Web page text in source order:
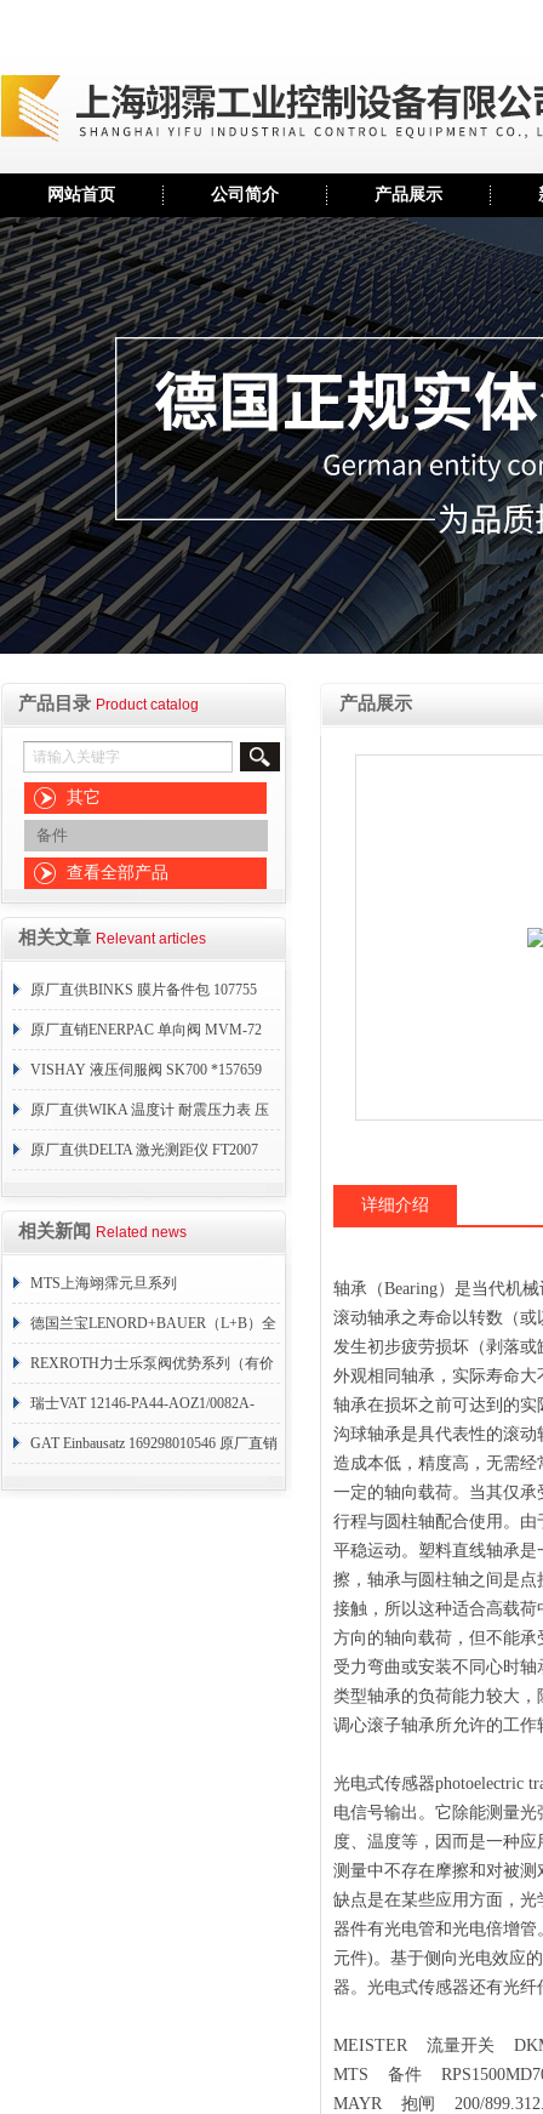
网站首页 公司简介 产品展示
产品目录 Product catalog
其它
备件
查看全部产品
相关文章 Relevant articles
原厂直供BINKS 膜片备件包 107755
原厂直销ENERPAC 单向阀 MVM-72
VISHAY 液压伺服阀 SK700 *157659
原厂直供WIKA 温度计 耐震压力表 压
力开关 变送器
原厂直供DELTA 激光测距仪 FT2007
相关新闻 Related news
MTS上海翊霈元旦系列
RHM3050MR081A01
德国兰宝LENORD+BAUER（L+B）全
系列编码器
REXROTH力士乐泵阀优势系列（有价
目表）
瑞士VAT 12146-PA44-AOZ1/0082A-
1173938
GAT Einbausatz 169298010546 原厂直销
产品展示
详细介绍
轴承（Bearing）是当代机
滚动轴承之寿命以转数（
发生初步疲劳损坏（剥落
外观相同轴承，实际寿命大
轴承在损坏之前可达到的
沟球轴承是具代表性的滚
造成本低，精度高，无需
一定的轴向载荷。当其仅
行程与圆柱轴配合使用。
平稳运动。塑料直线轴承
擦，轴承与圆柱轴之间是
接触，所以这种适合高载
方向的轴向载荷，但不能
受力弯曲或安装不同心时
类型轴承的负荷能力较大
调心滚子轴承所允许的工
光电式传感器photoelectric
电信号输出。它除能测量
度、温度等，因而是一种
测量中不存在摩擦和对被
缺点是在某些应用方面，
器件有光电管和光电倍增
元件)。基于侧向光电效应
器。光电式传感器还有光
MEISTER 流量开关 DKM/
MTS 备件
MAYR 抱闸 200/